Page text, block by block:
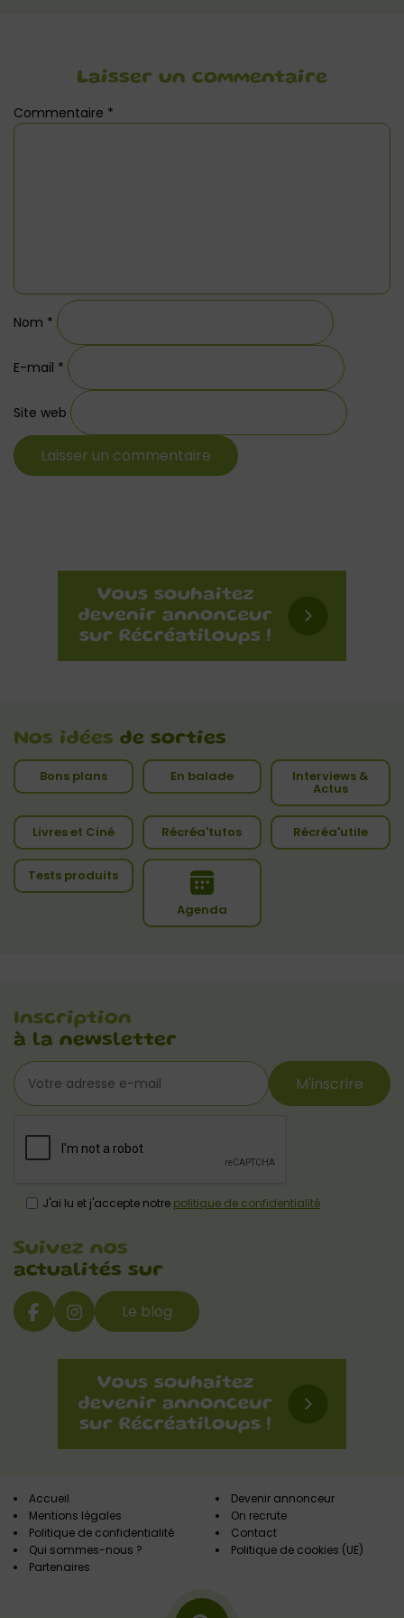
Laisser un commentaire
Commentaire *
Nom *
E-mail *
Site web
Nos idées de sorties
Bons plans En balade Interviews &
Actus
Livres et Ciné Récréa'tutos Récréa'utile
Tests produits
Agenda
Inscription
à la newsletter
M'inscrire
J'ai lu et j'accepte notre politique de confidentialité
Suivez nos
actualités sur
Le blog
Accueil
Mentions légales
Politique de confidentialité
Qui sommes-nous ?
Partenaires
Devenir annonceur
On recrute
Contact
Politique de cookies (UE)